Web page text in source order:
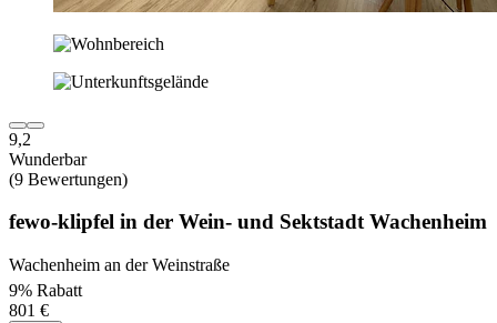
9,2
Wunderbar
(9 Bewertungen)
fewo-klipfel in der Wein- und Sektstadt Wachenheim
Wachenheim an der Weinstraße
9% Rabatt
801 €